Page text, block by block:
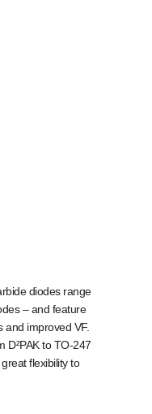
diodes range
– and feature
and improved VF.
D²PAK to TO-247
flexibility to